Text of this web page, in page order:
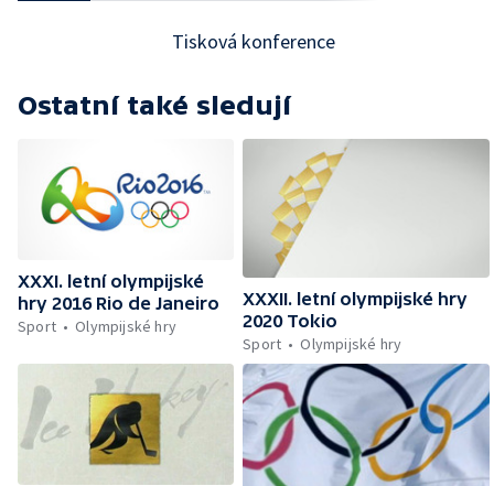
Tisková konference
Ostatní také sledují
XXXI. letní olympijské
hry 2016 Rio de Janeiro
Sport
Olympijské hry
XXXII. letní olympijské hry
2020 Tokio
Sport
Olympijské hry